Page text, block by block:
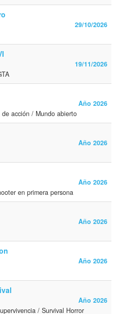
29/10/2026
19/11/2026
Año 2026
acción / Mundo abierto
Año 2026
Año 2026
en primera persona
Año 2026
Año 2026
Año 2026
/ Survival Horror